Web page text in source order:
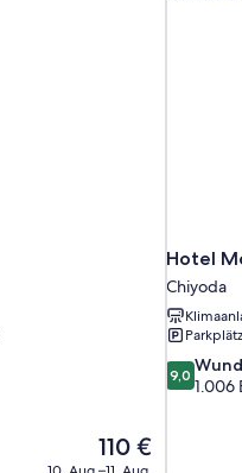
Der
Preis
110 €
Hotel
Chiyoda
9.0
von
9,0
1.006